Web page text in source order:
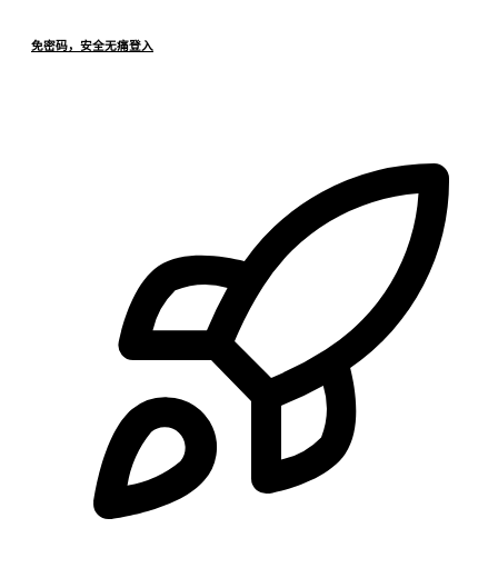
免密码，安全无痛登入